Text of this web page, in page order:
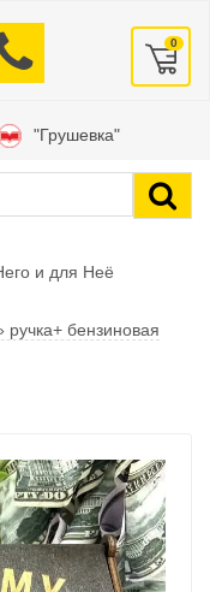
0
"Грушевка"
и для Неё
бензиновая